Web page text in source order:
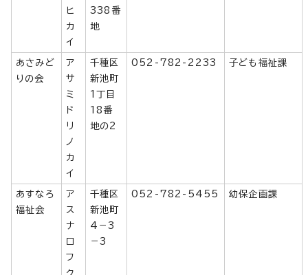
ヒ
カ
イ
338番
地
あさみど
りの会
ア
サ
ミ
ド
リ
ノ
カ
イ
千種区
新池町
1丁目
18番
地の2
052-782-2233 子ども福祉課
あすなろ
福祉会
ア
ス
ナ
ロ
フ
ク
千種区
新池町
4－3
－3
052-782-5455 幼保企画課